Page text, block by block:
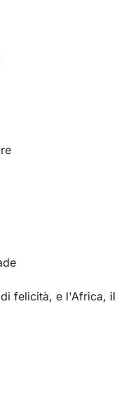
felicità, e l'Africa, il